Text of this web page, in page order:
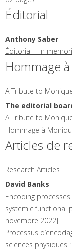
Éditorial
Anthony Saber
Éditorial – In
Hommage
A Tribute to
The editorial
A Tribute to
Hommage à
Articles de
Research Articles
David Banks
Encoding
systemic functional
novembre 2022]
Processus
sciences physiques